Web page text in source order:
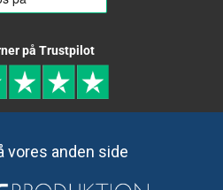
på Trustpilot
vores anden side